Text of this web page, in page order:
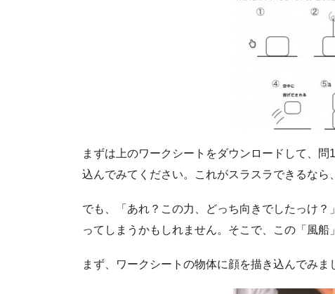
まずは上のワークシートをダウンロードして、
込んでみてください。これがスラスラできるなら
でも、「あれ？この力、どっち向きでしたっけ
ってしまうかもしれません。そこで、この「風船
まず、ワークシートの物体に顔を描き込んでみま